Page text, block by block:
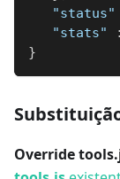
"status"
"stats"
:
}
Override